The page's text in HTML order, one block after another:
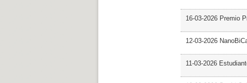
16-03-2026 Premio
12-03-2026
11-03-2026